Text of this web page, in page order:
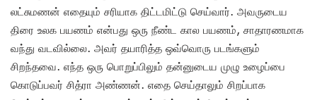
லட்சுமணன் எதையும் சரியாக திட்டமிட்டு செய்வார். அவருடைய
திரை உலக பயணம் என்பது ஒரு நீண்ட கால பயணம், சாதாரணமாக
வந்து வடவில்லை. அவர் தயாரித்த ஒவ்வொரு படங்களும்
சிறந்தவை. எந்த ஒரு பொறுப்பிலும் தன்னுடைய முழு உழைப்பை
கொடுப்பவர் சித்ரா அண்ணன். எதை செய்தாலும் சிறப்பாக